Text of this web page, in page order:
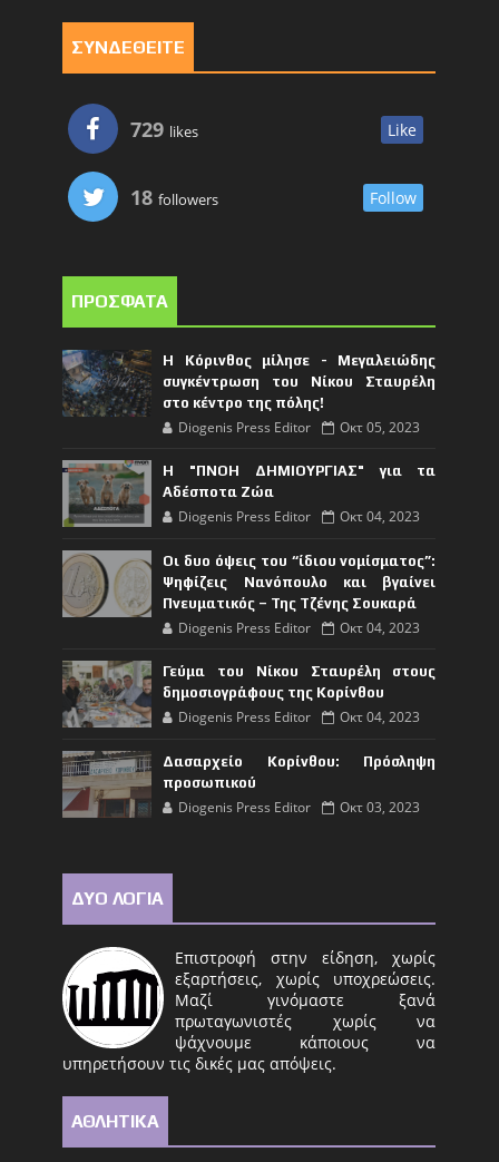
ΣΥΝΔΕΘΕΙΤΕ
729 likes Like
18 followers Follow
ΠΡΟΣΦΑΤΑ
Η Κόρινθος μίλησε - Μεγαλειώδης
συγκέντρωση του Νίκου Σταυρέλη
στο κέντρο της πόλης!
Diogenis Press Editor Οκτ 05, 2023
Η "ΠΝΟΗ ΔΗΜΙΟΥΡΓΙΑΣ" για τα
Αδέσποτα Ζώα
Diogenis Press Editor Οκτ 04, 2023
Οι δυο όψεις του “ίδιου νομίσματος”:
Ψηφίζεις Νανόπουλο και βγαίνει
Πνευματικός – Της Τζένης Σουκαρά
Diogenis Press Editor Οκτ 04, 2023
Γεύμα του Νίκου Σταυρέλη στους
δημοσιογράφους της Κορίνθου
Diogenis Press Editor Οκτ 04, 2023
Δασαρχείο Κορίνθου: Πρόσληψη
προσωπικού
Diogenis Press Editor Οκτ 03, 2023
ΔΥΟ ΛΟΓΙΑ
Επιστροφή στην είδηση, χωρίς
εξαρτήσεις, χωρίς υποχρεώσεις.
Μαζί γινόμαστε ξανά
πρωταγωνιστές χωρίς να
ψάχνουμε κάποιους να
υπηρετήσουν τις δικές μας απόψεις.
ΑΘΛΗΤΙΚΑ